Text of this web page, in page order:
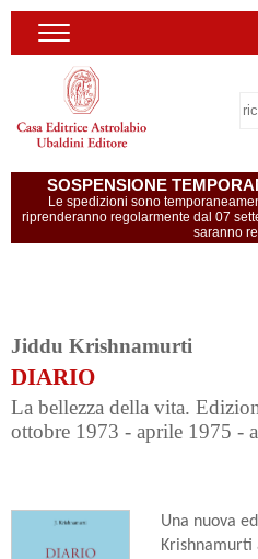
SOSPENSIONE
Le spedizioni sono
riprenderanno regolarmente dal 07
saranno
Jiddu Krishnamurti
DIARIO
La bellezza della vita.
ottobre 1973 - aprile 1975 -
Una nuova